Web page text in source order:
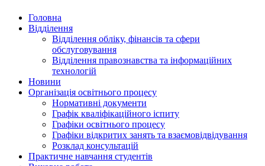
Головна
Відділення
Відділення обліку, фінансів та сфери
обслуговування
Відділення правознавства та інформаційних
технологій
Новини
Організація освітнього процесу
Нормативні документи
Графік кваліфікаційного іспиту
Графіки освітнього процесу
Графіки відкритих занять та взаємовідвідування
Розклад консультацій
Практичне навчання студентів